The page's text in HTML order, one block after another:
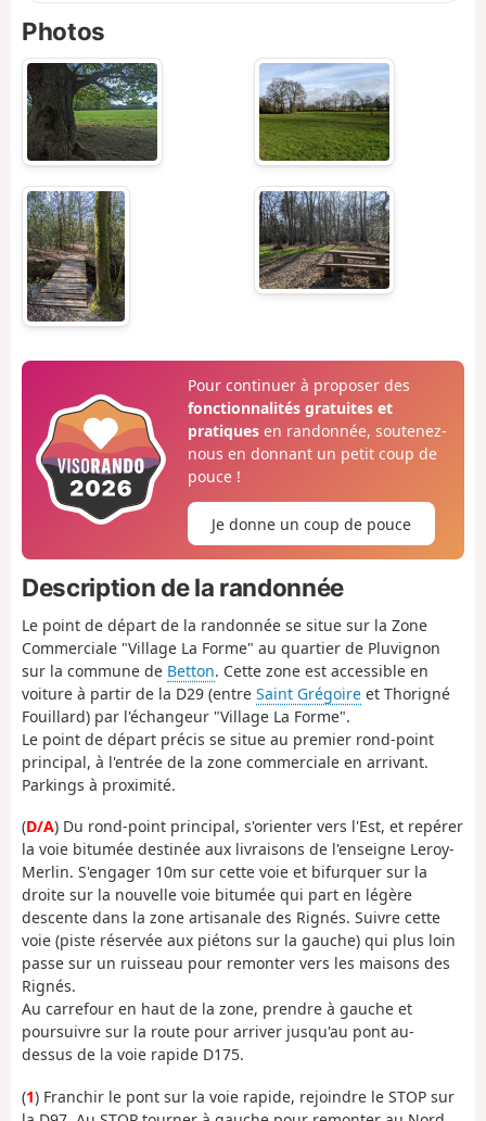
Photos
Pour continuer à proposer des
fonctionnalités gratuites et
pratiquesen randonnée, soutenez-
nous en donnant un petit coup de
pouce !
Je donne un coup de pouce
Description de la randonnée
Le point de départ de la randonnée se situe sur la Zone
Commerciale "Village La Forme" au quartier de Pluvignon
sur la commune de Betton. Cette zone est accessible en
voiture à partir de la D29 (entre Saint Grégoire et Thorigné
Fouillard) par l'échangeur "Village La Forme".
Le point de départ précis se situe au premier rond-point
principal, à l'entrée de la zone commerciale en arrivant.
Parkings à proximité.
(D/A) Du rond-point principal, s'orienter vers l'Est, et repérer
la voie bitumée destinée aux livraisons de l'enseigne Leroy-
Merlin. S'engager 10m sur cette voie et bifurquer sur la
droite sur la nouvelle voie bitumée qui part en légère
descente dans la zone artisanale des Rignés. Suivre cette
voie (piste réservée aux piétons sur la gauche) qui plus loin
passe sur un ruisseau pour remonter vers les maisons des
Rignés.
Au carrefour en haut de la zone, prendre à gauche et
poursuivre sur la route pour arriver jusqu'au pont au-
dessus de la voie rapide D175.
(1) Franchir le pont sur la voie rapide, rejoindre le STOP sur